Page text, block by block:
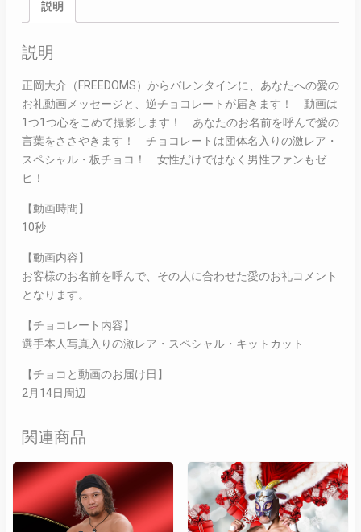
説明
説明
正岡大介（FREEDOMS）からバレンタインに、あなたへの愛の
お礼動画メッセージと、逆チョコレートが届きます！ 動画は
1つ1つ心をこめて撮影します！ あなたのお名前を呼んで愛の
言葉をささやきます！ チョコレートは団体名入りの激レア・
スペシャル・板チョコ！ 女性だけではなく男性ファンもゼ
ヒ！
【動画時間】
10秒
【動画内容】
お客様のお名前を呼んで、その人に合わせた愛のお礼コメント
となります。
【チョコレート内容】
選手本人写真入りの激レア・スペシャル・キットカット
【チョコと動画のお届け日】
2月14日周辺
関連商品